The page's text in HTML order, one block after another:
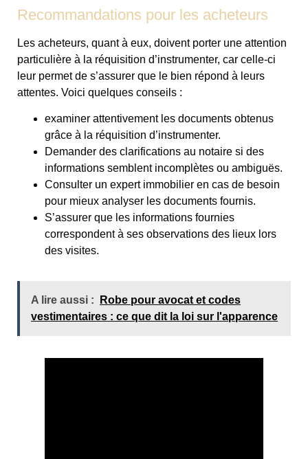
Recommandations pour les acheteurs
Les acheteurs, quant à eux, doivent porter une attention
particulière à la réquisition d’instrumenter, car celle-ci
leur permet de s’assurer que le bien répond à leurs
attentes. Voici quelques conseils :
examiner attentivement les documents obtenus
grâce à la réquisition d’instrumenter.
Demander des clarifications au notaire si des
informations semblent incomplètes ou ambiguës.
Consulter un expert immobilier en cas de besoin
pour mieux analyser les documents fournis.
S’assurer que les informations fournies
correspondent à ses observations des lieux lors
des visites.
A lire aussi :
Robe pour avocat et codes
vestimentaires : ce que dit la loi sur l'apparence